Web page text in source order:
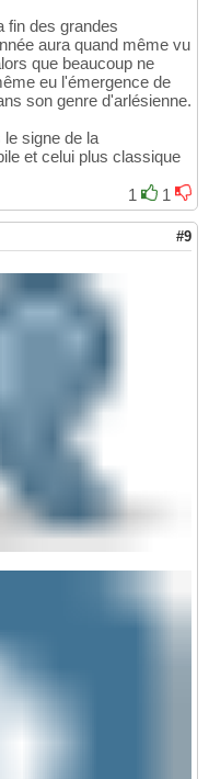
fin des grandes
aura quand même vu
que beaucoup ne
eu l'émergence de
son genre d'arlésienne.
signe de la
et celui plus classique
1
1
#9